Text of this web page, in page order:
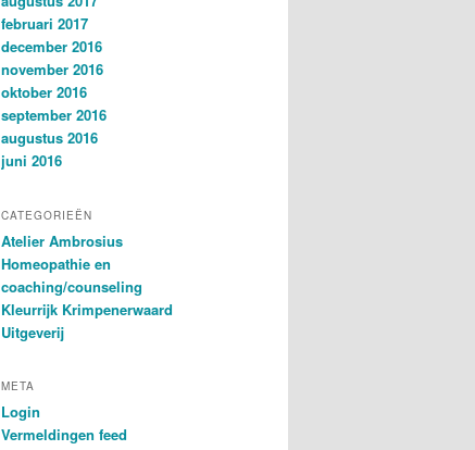
februari 2017
december 2016
november 2016
oktober 2016
september 2016
augustus 2016
juni 2016
CATEGORIEËN
Atelier Ambrosius
Homeopathie en
coaching/counseling
Kleurrijk Krimpenerwaard
Uitgeverij
META
Login
Vermeldingen feed